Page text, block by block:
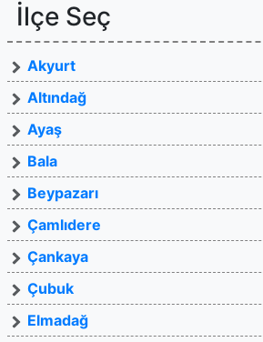
İlçe Seç
Akyurt
Altındağ
Ayaş
Bala
Beypazarı
Çamlıdere
Çankaya
Çubuk
Elmadağ